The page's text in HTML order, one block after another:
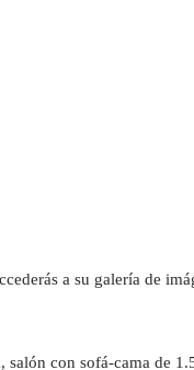
a su galería de
con sofá-cama de